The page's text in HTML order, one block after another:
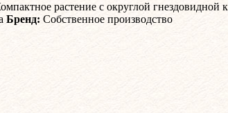
растение с округлой
Бренд: Собственное производство